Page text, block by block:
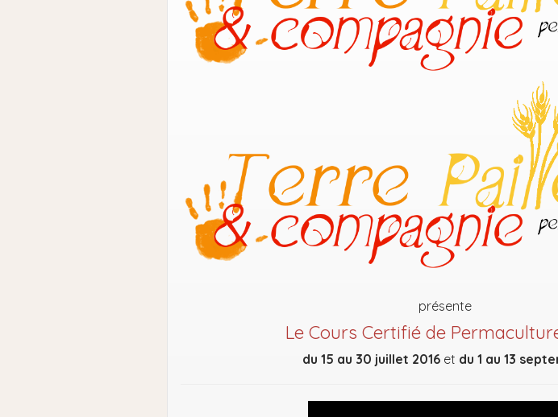
présente
Le Cours Certifié de
du 15 au 30 juillet 2016et du 1 au 13